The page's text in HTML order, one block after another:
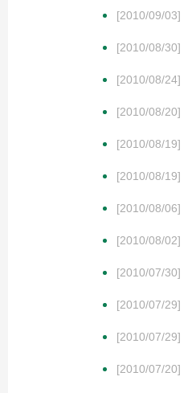
[2010/09/03]
[2010/08/30]
[2010/08/24]
[2010/08/20]
[2010/08/19]
[2010/08/19]
[2010/08/06]
[2010/08/02]
[2010/07/30]
[2010/07/29]
[2010/07/29]
[2010/07/20]